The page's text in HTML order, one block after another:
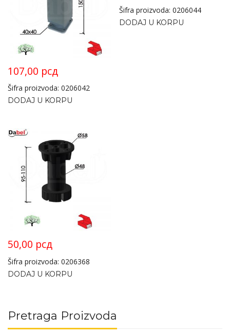
107,00 рсд
Šifra proizvoda: 0206042
DODAJ U KORPU
Šifra proizvoda: 0206044
DODAJ U KORPU
50,00 рсд
Šifra proizvoda: 0206368
DODAJ U KORPU
Pretraga Proizvoda